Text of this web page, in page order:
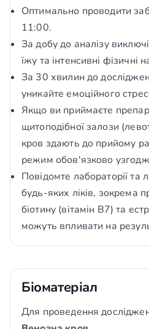
Оптимально проводити
11:00.
За добу до аналізу
їжу та інтенсивні фізичні
За 30 хвилин до
уникайте емоційного
Якщо ви приймаєте
щитоподібної залози
кров здають до прийому
режим обов'язково
Повідомте лабораторії та
будь-яких ліків, зокрема
біотину (вітамін В7) та
можуть впливати на
Біоматеріал
Для проведення